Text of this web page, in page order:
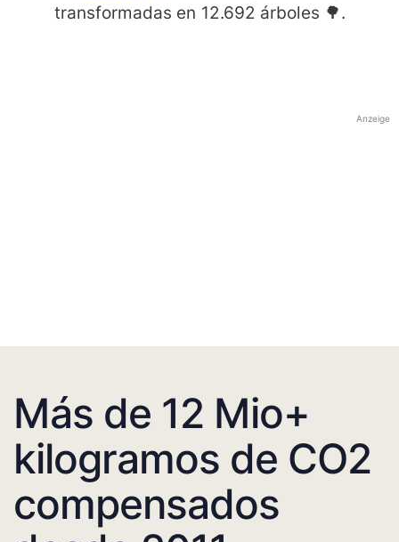
transformadas en 12.692 árboles 🌳.
Anzeige
Más de 12 Mio+
kilogramos de CO2
compensados